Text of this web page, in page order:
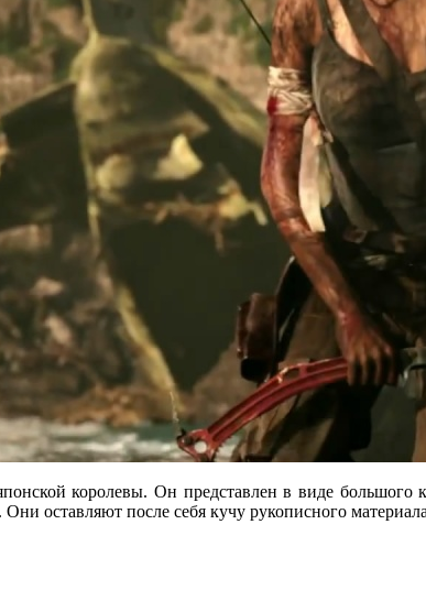
королевы. Он представлен в виде большого
оставляют после себя кучу рукописного